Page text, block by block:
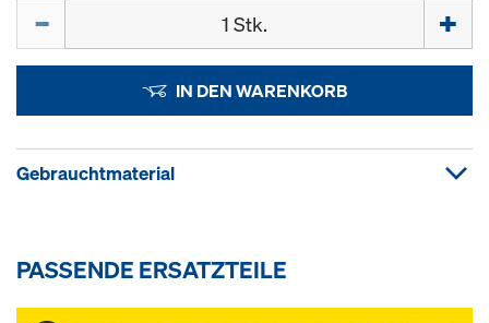
IN DEN WARENKORB
Gebrauchtmaterial
PASSENDE ERSATZTEILE